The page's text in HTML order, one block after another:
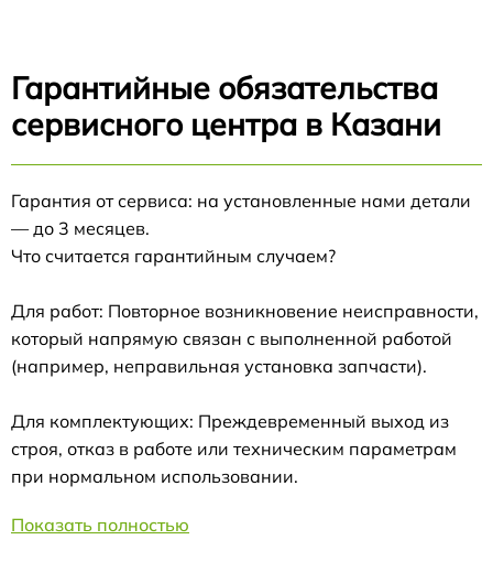
Гарантийные обязательства
сервисного центра в Казани
Гарантия от сервиса: на установленные нами детали
— до 3 месяцев.
Что считается гарантийным случаем?
Для работ: Повторное возникновение неисправности,
который напрямую связан с выполненной работой
(например, неправильная установка запчасти).
Для комплектующих: Преждевременный выход из
строя, отказ в работе или техническим параметрам
при нормальном использовании.
Показать полностью